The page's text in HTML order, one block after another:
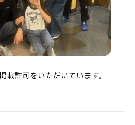
許可をいただいています。